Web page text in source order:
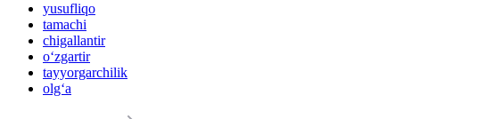
yusufliqo
tamachi
chigallantir
o‘zgartir
tayyorgarchilik
olg‘a